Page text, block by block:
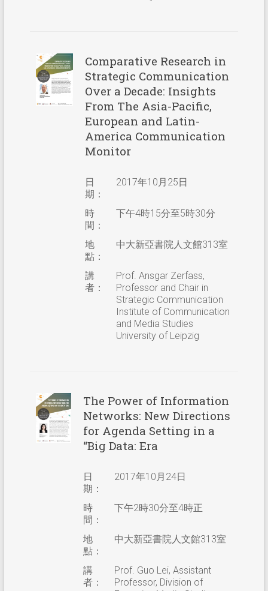
Comparative Research in
Strategic Communication
Over a Decade: Insights
From The Asia-Pacific,
European and Latin-
America Communication
Monitor
日
期：
2017年10月25日
時
間：
下午4時15分至5時30分
地
點：
中大新亞書院人文館313室
講
者：
Prof. Ansgar Zerfass,
Professor and Chair in
Strategic Communication
Institute of Communication
and Media Studies
University of Leipzig
The Power of Information
Networks: New Directions
for Agenda Setting in a
“Big Data: Era
日
期：
2017年10月24日
時
間：
下午2時30分至4時正
地
點：
中大新亞書院人文館313室
講
者：
Prof. Guo Lei, Assistant
Professor, Division of